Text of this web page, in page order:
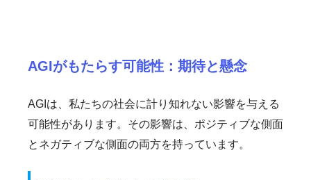
AGIがもたらす可能性：期待と懸念
AGIは、私たちの社会に計り知れない影響を与える
可能性があります。その影響は、ポジティブな側面
とネガティブな側面の両方を持っています。